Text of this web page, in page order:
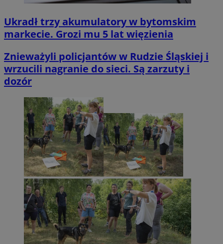
Ukradł trzy akumulatory w bytomskim
markecie. Grozi mu 5 lat więzienia
Znieważyli policjantów w Rudzie Śląskiej i
wrzucili nagranie do sieci. Są zarzuty i
dozór